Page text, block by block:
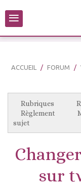
≡
ACCUEIL FORUM
Rubriques
Règlement
sujet
sur